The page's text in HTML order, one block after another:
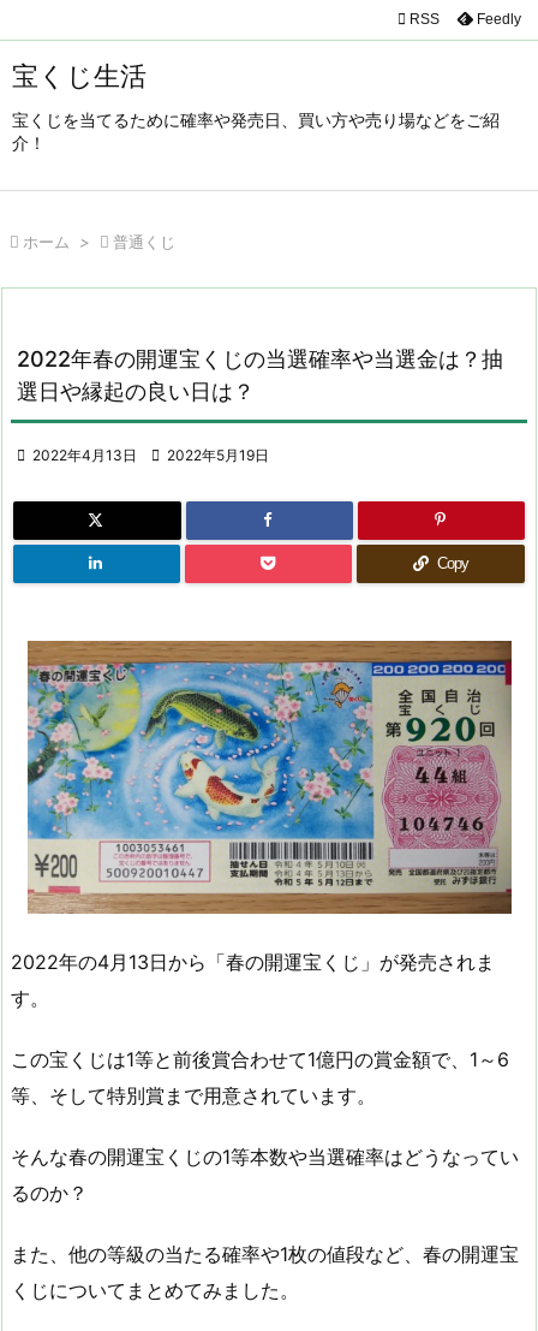
宝くじ生活
宝くじを当てるために確率や発売日、買い方や売り場などをご紹
介！

サイド
前へ
 RSS Feedly
 ホーム >  普通くじ
2022年春の開運宝くじの当選確率や当選金は？抽
選日や縁起の良い日は？
 2022年4月13日  2022年5月19日
Copy
2022年の4月13日から「春の開運宝くじ」が発売されま
す。
この宝くじは1等と前後賞合わせて1億円の賞金額で、1～6
等、そして特別賞まで用意されています。
そんな春の開運宝くじの1等本数や当選確率はどうなってい
るのか？
また、他の等級の当たる確率や1枚の値段など、春の開運宝
くじについてまとめてみました。